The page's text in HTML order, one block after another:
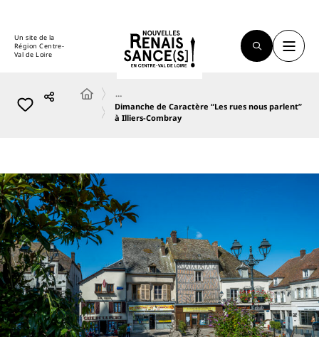
Un site de la
Région Centre-
Val de Loire
…
Dimanche de Caractère “Les rues nous parlent”
à Illiers-Combray